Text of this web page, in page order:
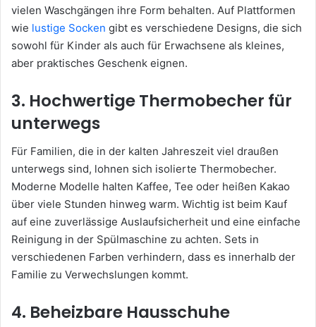
vielen Waschgängen ihre Form behalten. Auf Plattformen
wie lustige Socken gibt es verschiedene Designs, die sich
sowohl für Kinder als auch für Erwachsene als kleines,
aber praktisches Geschenk eignen.
3. Hochwertige Thermobecher für
unterwegs
Für Familien, die in der kalten Jahreszeit viel draußen
unterwegs sind, lohnen sich isolierte Thermobecher.
Moderne Modelle halten Kaffee, Tee oder heißen Kakao
über viele Stunden hinweg warm. Wichtig ist beim Kauf
auf eine zuverlässige Auslaufsicherheit und eine einfache
Reinigung in der Spülmaschine zu achten. Sets in
verschiedenen Farben verhindern, dass es innerhalb der
Familie zu Verwechslungen kommt.
4. Beheizbare Hausschuhe